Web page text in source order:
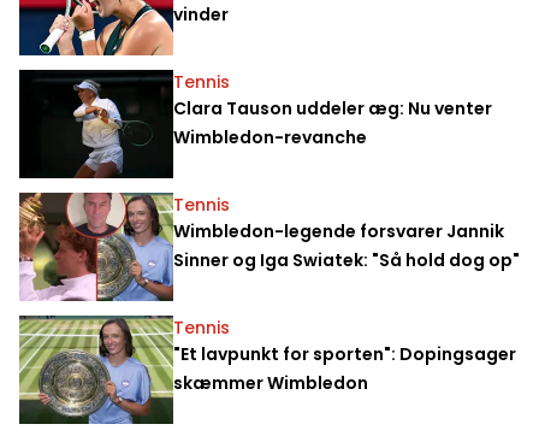
vinder
Tennis
Clara Tauson uddeler æg: Nu venter
Wimbledon-revanche
Tennis
Wimbledon-legende forsvarer Jannik
Sinner og Iga Swiatek: "Så hold dog op"
Tennis
"Et lavpunkt for sporten": Dopingsager
skæmmer Wimbledon